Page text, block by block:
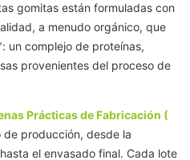
gomitas están formuladas con
a menudo orgánico, que
un complejo de proteínas,
provenientes del proceso de
Prácticas de Fabricación (
producción, desde la
el envasado final. Cada lote